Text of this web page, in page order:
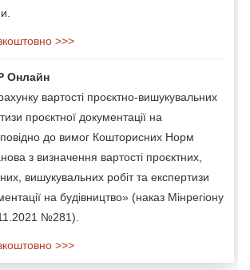
>>>
Онлайн
вартості проєктно-вишукувальних
проєктної документації на
до вимог Кошторисних Норм
з визначення вартості проєктних,
вишукувальних робіт та експертизи
на будівництво» (наказ Мінрегіону
№281).
>>>